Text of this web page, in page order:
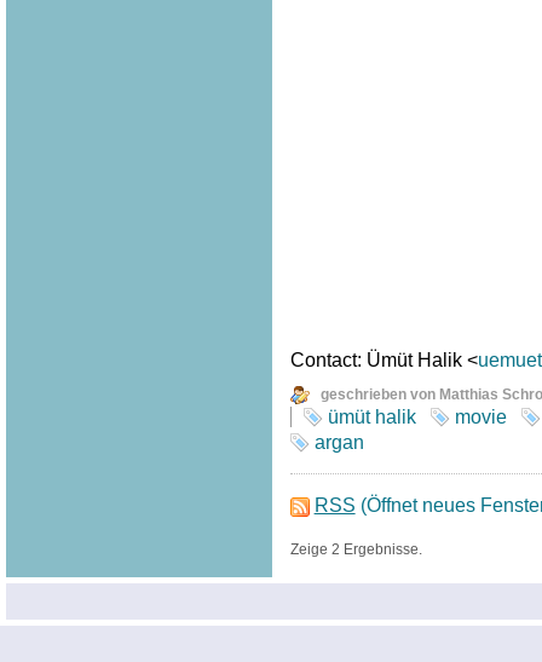
Contact: Ümüt Halik <
geschrieben von Matthias
ümüt halik
movie
argan
RSS (Öffnet neues
Zeige 2 Ergebnisse.